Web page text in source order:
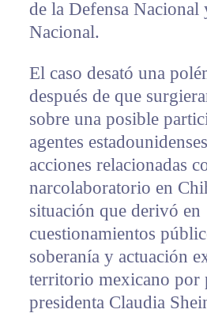
de la Defensa Nacional
Nacional.
El caso desató una
después de que
sobre una posible
agentes
acciones relacionadas
narcolaboratorio en
situación que derivó en
cuestionamientos
soberanía y actuación
territorio mexicano por
presidenta Claudia